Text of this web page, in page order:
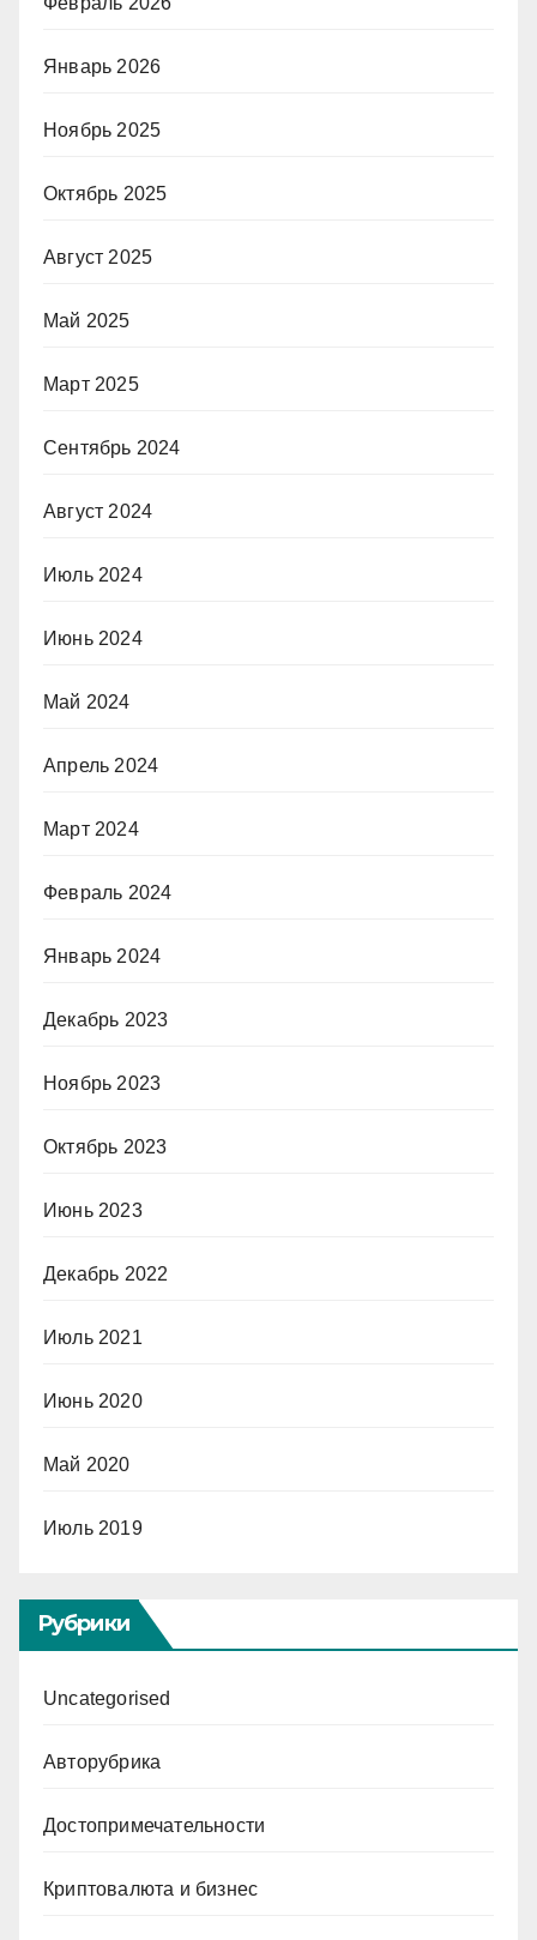
Январь 2026
Ноябрь 2025
Октябрь 2025
Август 2025
Май 2025
Март 2025
Сентябрь 2024
Август 2024
Июль 2024
Июнь 2024
Май 2024
Апрель 2024
Март 2024
Февраль 2024
Январь 2024
Декабрь 2023
Ноябрь 2023
Октябрь 2023
Июнь 2023
Декабрь 2022
Июль 2021
Июнь 2020
Май 2020
Июль 2019
Рубрики
Uncategorised
Авторубрика
Достопримечательности
Криптовалюта и бизнес